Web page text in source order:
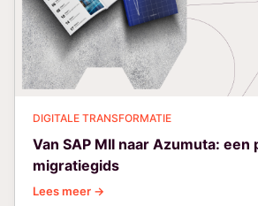
DIGITALE TRANSFORMATIE
Van SAP MII naar Azumuta: een
migratiegids
Lees meer →